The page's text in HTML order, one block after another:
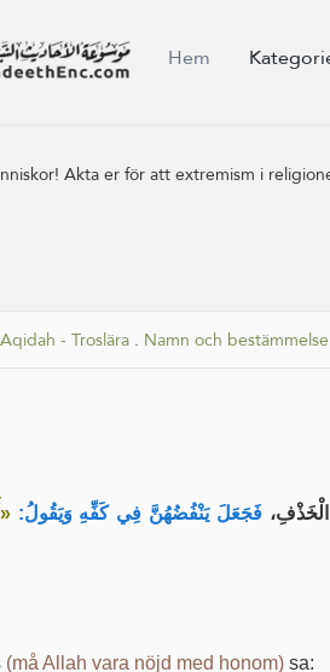
Hem
Akta er för att extremism i
Aqidah - Troslära . Namn och
فَجَعَلَ يَنْفُضُهُنَّ فِي كَفِّهِ وَيَقُولُ:
(må Allah vara nöjd med honom) sa: